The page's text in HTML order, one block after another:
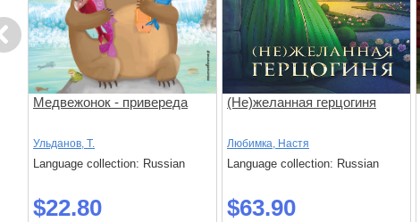
Медвежонок - привереда
Ульданов, Т.
Language collection: Russian
$22.80
(Не)желанная герцогиня
Любимка, Настя
Language collection: Russian
$63.90